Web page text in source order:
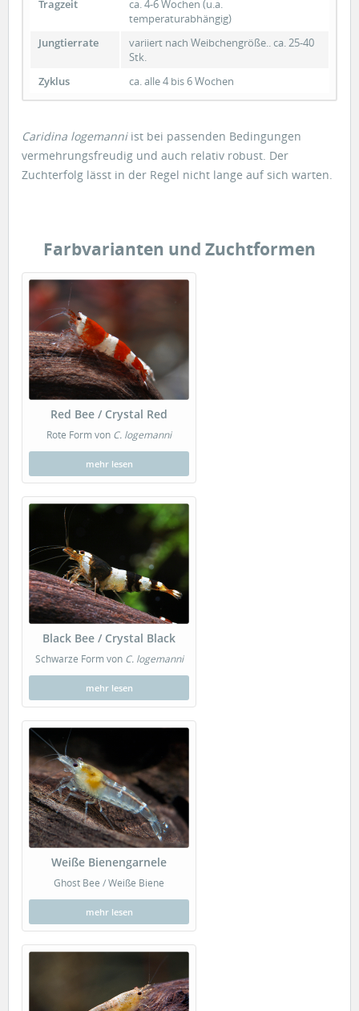
Tragzeit
ca. 4-6 Wochen (u.a.
temperaturabhängig)
Jungtierrate
variiert nach Weibchengröße.. ca. 25-40
Stk.
Zyklus
ca. alle 4 bis 6 Wochen
Caridina logemanniist bei passenden Bedingungen
vermehrungsfreudig und auch relativ robust. Der
Zuchterfolg lässt in der Regel nicht lange auf sich warten.
Farbvarianten und Zuchtformen
Red Bee / Crystal Red
Rote Form von C. logemanni
mehr lesen
Black Bee / Crystal Black
Schwarze Form von C. logemanni
mehr lesen
Weiße Bienengarnele
Ghost Bee / Weiße Biene
mehr lesen